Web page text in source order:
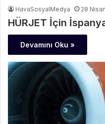
HavaSosyalMedya 28
HÜRJET İçin
Devamını Oku »